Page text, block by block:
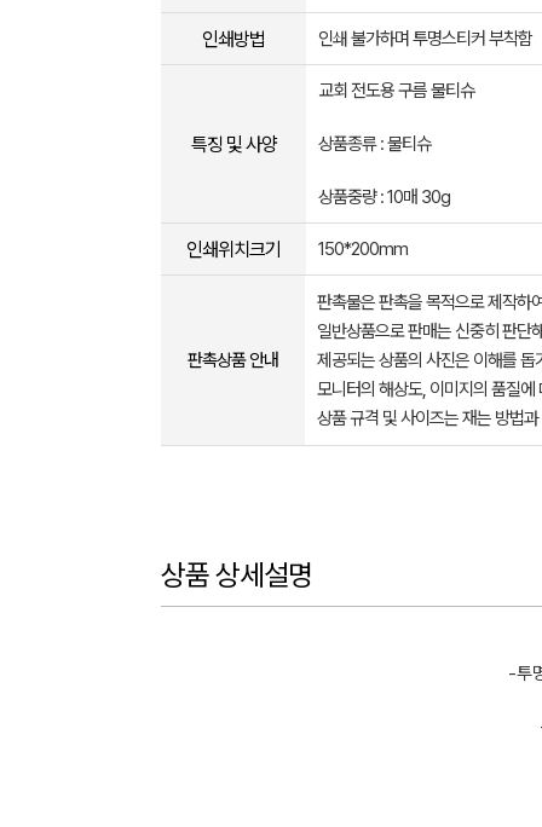
인쇄방법 인쇄 불가하며 투명스티커 부착함
특징 및 사양
교회 전도용 구름 물티슈
상품종류 : 물티슈
상품중량 : 10매 30g
인쇄위치크기 150*200mm
판촉상품 안내
판촉물은 판촉을 목적으로 제작하
일반상품으로 판매는 신중히 판단
제공되는 상품의 사진은 이해를
모니터의 해상도, 이미지의 품질
상품 규격 및 사이즈는 재는 방법
상품 상세설명
-투